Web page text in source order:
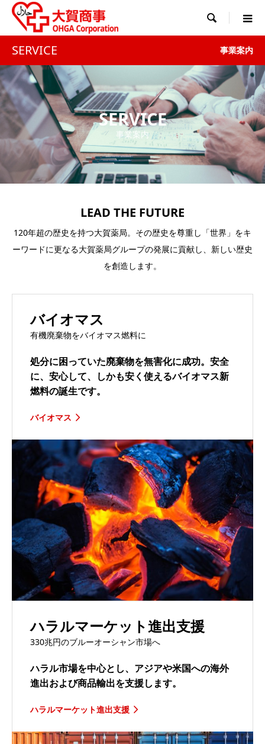

SERVICE 事業案内
SERVICE
事業案内
LEAD THE FUTURE
120年超の歴史を持つ大賀薬局。その歴史を尊重し「世界」をキ
ーワードに更なる大賀薬局グループの発展に貢献し、新しい歴史
を創造します。
バイオマス
有機廃棄物をバイオマス燃料に
処分に困っていた廃棄物を無害化に成功。安全
に、安心して、しかも安く使えるバイオマス新
燃料の誕生です。
バイオマス
ハラルマーケット進出支援
330兆円のブルーオーシャン市場へ
ハラル市場を中心とし、アジアや米国への海外
進出および商品輸出を支援します。
ハラルマーケット進出支援